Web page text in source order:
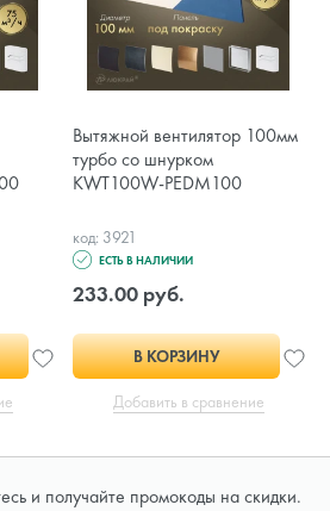
Вытяжной вентилятор 100мм
турбо со шнурком
KWT100W-PEDM100
код: 3921
ЕСТЬ В НАЛИЧИИ
233.00 руб.
В КОРЗИНУ
Добавить в сравнение
и получайте промокоды на скидки.